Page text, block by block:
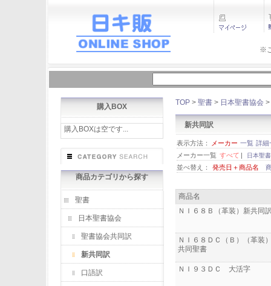
※
購入BOX
購入BOXは空です...
商品カテゴリから探す
聖書
日本聖書協会
聖書協会共同訳
新共同訳
口語訳
TOP > 聖書 > 日本聖書協会 >
新共同訳
表示方法： メーカー 一覧 詳細
メーカー一覧 すべて | 日本聖
並べ替え： 発売日＋商品名
商品名
ＮＩ６８Ｂ（革装）新共同
ＮＩ６８ＤＣ（Ｂ）（革装
共同聖書
ＮＩ９３ＤＣ 大活字